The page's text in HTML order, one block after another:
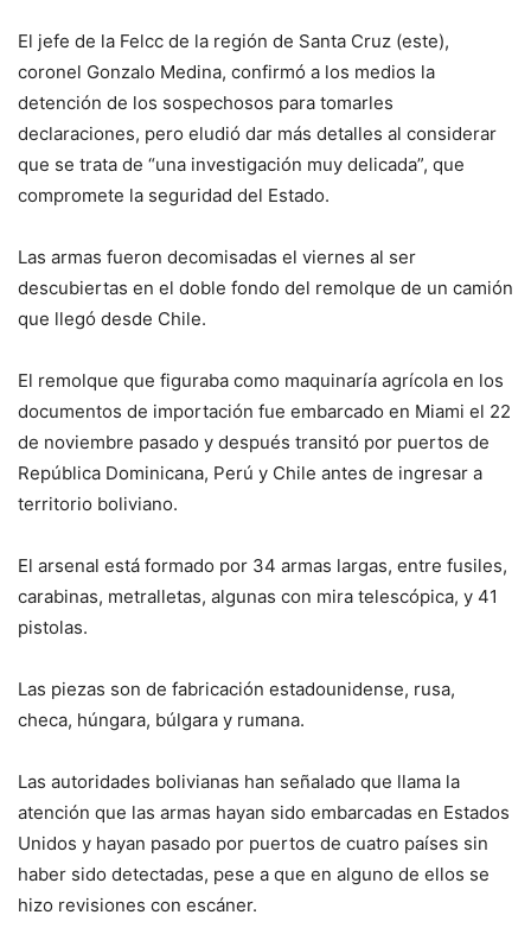
El jefe de la Felcc de la región de Santa Cruz (este),
coronel Gonzalo Medina, confirmó a los medios la
detención de los sospechosos para tomarles
declaraciones, pero eludió dar más detalles al considerar
que se trata de “una investigación muy delicada”, que
compromete la seguridad del Estado.
Las armas fueron decomisadas el viernes al ser
descubiertas en el doble fondo del remolque de un camión
que llegó desde Chile.
El remolque que figuraba como maquinaría agrícola en los
documentos de importación fue embarcado en Miami el 22
de noviembre pasado y después transitó por puertos de
República Dominicana, Perú y Chile antes de ingresar a
territorio boliviano.
El arsenal está formado por 34 armas largas, entre fusiles,
carabinas, metralletas, algunas con mira telescópica, y 41
pistolas.
Las piezas son de fabricación estadounidense, rusa,
checa, húngara, búlgara y rumana.
Las autoridades bolivianas han señalado que llama la
atención que las armas hayan sido embarcadas en Estados
Unidos y hayan pasado por puertos de cuatro países sin
haber sido detectadas, pese a que en alguno de ellos se
hizo revisiones con escáner.